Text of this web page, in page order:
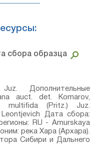
сбора образца
Дополнительные
auct.⁣ det. Komarov,
multifida (Pritz.) Juz.⁣
Дата сбора:
RU - Amurskaya
река Хара (Архара).
Сибири и Дальнего